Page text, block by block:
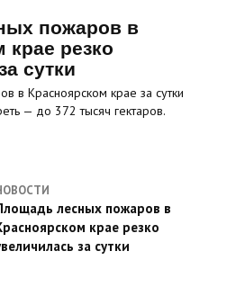
пожаров в
крае резко
сутки
в Красноярском крае за сутки
— до 372 тысяч гектаров.
лесных пожаров в
крае резко
за сутки